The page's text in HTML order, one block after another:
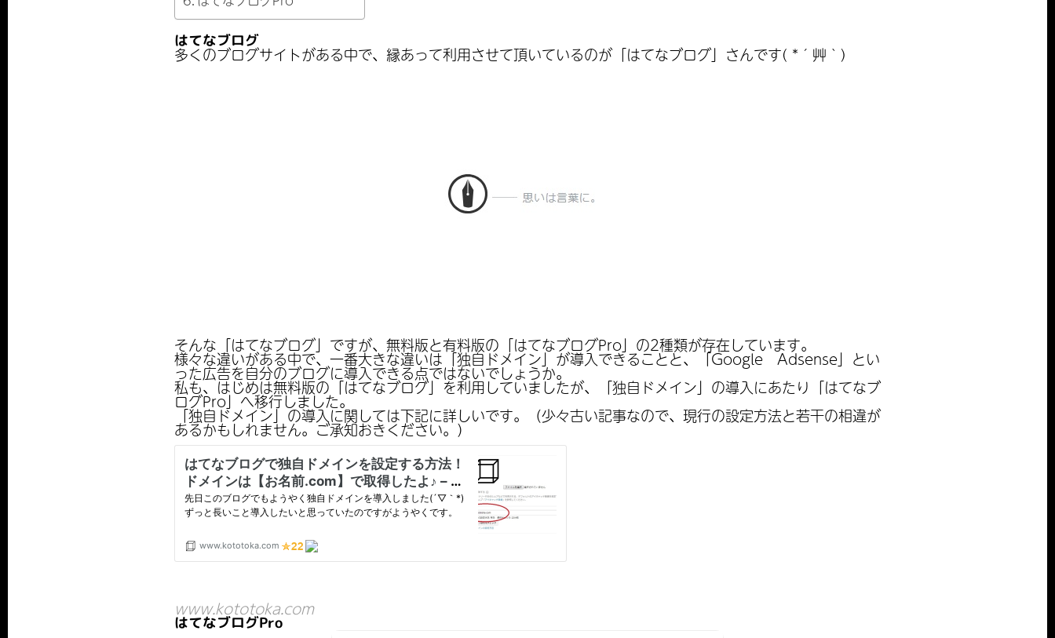
はてなブログ
多くのブログサイトがある中で、縁あって利用させて頂いているのが「はてなブログ」さんです( *´艸｀)
そんな「はてなブログ」ですが、無料版と有料版の「はてなブログPro」の2種類が存在しています。
様々な違いがある中で、一番大きな違いは「独自ドメイン」が導入できることと、「Google Adsense」とい
った広告を自分のブログに導入できる点ではないでしょうか。
私も、はじめは無料版の「はてなブログ」を利用していましたが、「独自ドメイン」の導入にあたり「はてなブ
ログPro」へ移行しました。
「独自ドメイン」の導入に関しては下記に詳しいです。（少々古い記事なので、現行の設定方法と若干の相違が
あるかもしれません。ご承知おきください。）
www.kototoka.com
はてなブログPro